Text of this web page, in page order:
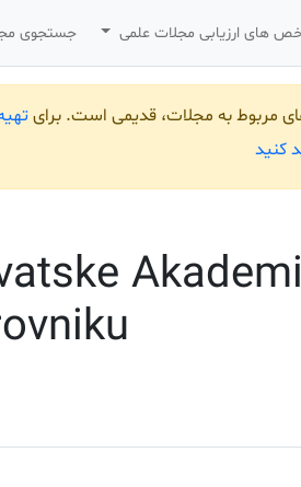
های ارزیابی مجلات علمی جستجوی
مربوط به مجلات، قدیمی است. برای
کنید